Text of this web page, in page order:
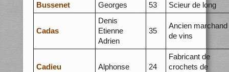
Bussenet
Georges 53 Scieur de long
Cadas
Denis
Etienne
Adrien
35
Ancien marchand
de vins
Cadieu Alphonse 24
Fabricant de
crochets de